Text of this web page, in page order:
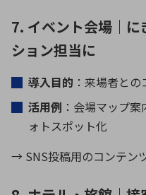
7. イベント会場｜
ション担当に
導入目的 ：来場者と
活用例 ：会場マップ
ォトスポット化
→ SNS投稿用のコンテン